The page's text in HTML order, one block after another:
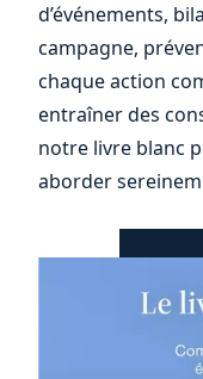
d’événements,
campagne,
chaque action
entraîner des
notre livre blanc
aborder